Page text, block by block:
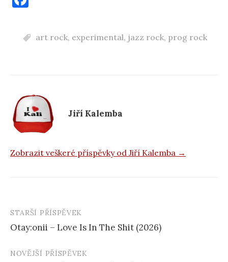
c
o
k
art rock, experimental, jazz rock, prog rock
Jiří Kalemba
Zobrazit veškeré příspěvky od Jiří Kalemba →
Navigace
příspěvku
STARŠÍ PŘÍSPĚVEK
Otay:onii – Love Is In The Shit (2026)
NOVĚJŠÍ PŘÍSPĚVEK